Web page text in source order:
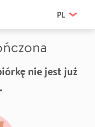
PL
nie jest już